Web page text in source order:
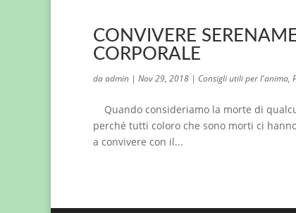
CONVIVERE
CORPORALE
daadmin | Nov 29, 2018 | Consigli utili per l'anima,
Quando consideriamo la morte di
perché tutti coloro che sono morti ci
a convivere con il...